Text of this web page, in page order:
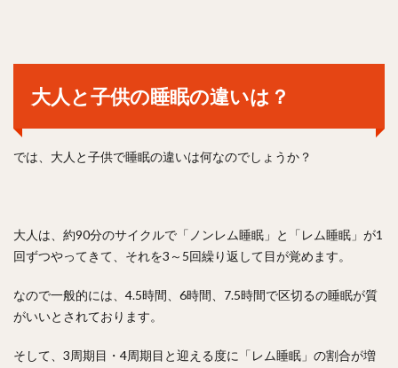
大人と子供の睡眠の違いは？
では、大人と子供で睡眠の違いは何なのでしょうか？
大人は、約90分のサイクルで「ノンレム睡眠」と「レム睡眠」が1
回ずつやってきて、それを3～5回繰り返して目が覚めます。
なので一般的には、4.5時間、6時間、7.5時間で区切るの睡眠が質
がいいとされております。
そして、3周期目・4周期目と迎える度に「レム睡眠」の割合が増